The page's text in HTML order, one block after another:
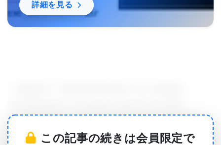
詳細を見る
Damage-Induced Cellular Senescence (発生学的な
細胞老化､がん遺伝子やDNA損傷により誘導される細
この記事の続きは会員限定で